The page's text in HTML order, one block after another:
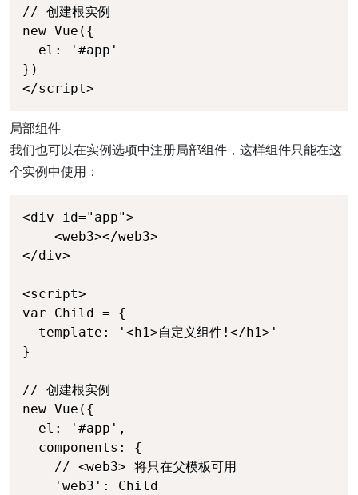
// 创建根实例
new Vue({
  el: '#app'
})
</script>
局部组件
我们也可以在实例选项中注册局部组件，这样组件只能在这
个实例中使用：
<div id="app">
    <web3></web3>
</div>
<script>
var Child = {
  template: '<h1>自定义组件!</h1>'
}
// 创建根实例
new Vue({
  el: '#app',
  components: {
    // <web3> 将只在父模板可用
    'web3': Child